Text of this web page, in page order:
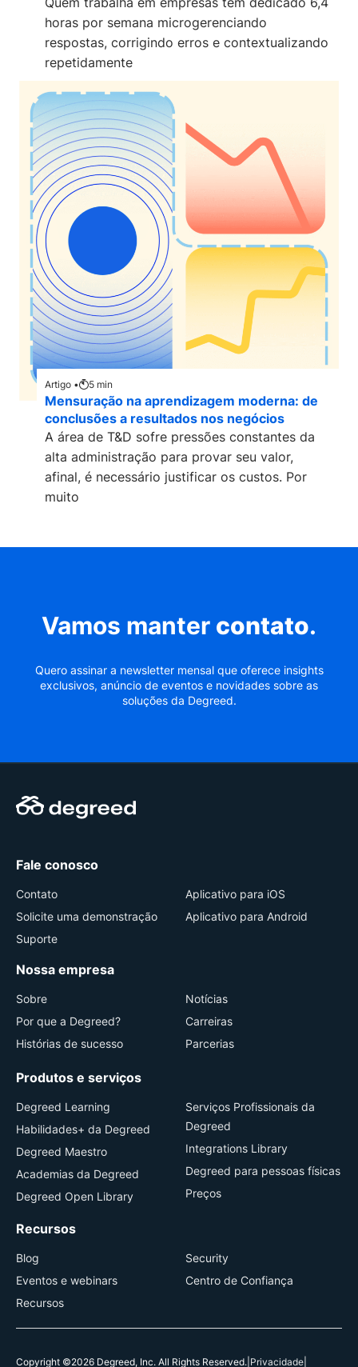
horas por semana microgerenciando
respostas, corrigindo erros e contextualizando
repetidamente
Artigo • 5 min
Mensuração na aprendizagem moderna: de
conclusões a resultados nos negócios
A área de T&D sofre pressões constantes da
alta administração para provar seu valor,
afinal, é necessário justificar os custos. Por
muito
Vamos manter contato.
Quero assinar a newsletter mensal que oferece insights
exclusivos, anúncio de eventos e novidades sobre as
soluções da Degreed.
Fale conosco
Contato
Solicite uma demonstração
Suporte
Aplicativo para iOS
Aplicativo para Android
Nossa empresa
Sobre
Por que a Degreed?
Histórias de sucesso
Notícias
Carreiras
Parcerias
Produtos e serviços
Degreed Learning
Habilidades+ da Degreed
Degreed Maestro
Academias da Degreed
Degreed Open Library
Serviços Profissionais da
Degreed
Integrations Library
Degreed para pessoas físicas
Preços
Recursos
Blog
Eventos e webinars
Recursos
Security
Centro de Confiança
Copyright ©2026 Degreed, Inc. All Rights Reserved. Privacidade